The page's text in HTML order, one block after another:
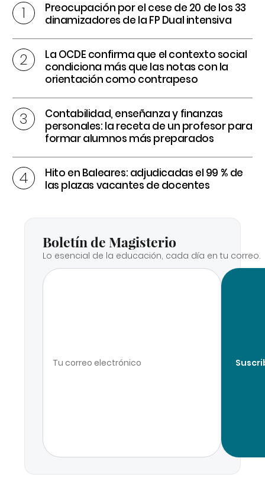
Preocupación por el cese de 20 de los 33
dinamizadores de la FP Dual intensiva
La OCDE confirma que el contexto social
condiciona más que las notas con la
orientación como contrapeso
Contabilidad, enseñanza y finanzas
personales: la receta de un profesor para
formar alumnos más preparados
Hito en Baleares: adjudicadas el 99 % de
las plazas vacantes de docentes
Boletín de Magisterio
Lo esencial de la educación, cada día en tu correo.